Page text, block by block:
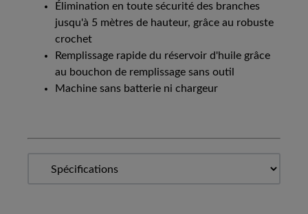
Élimination en toute sécurité des branches
jusqu'à 5 mètres de hauteur, grâce au robuste
crochet
Remplissage rapide du réservoir d'huile grâce
au bouchon de remplissage sans outil
Machine sans batterie ni chargeur